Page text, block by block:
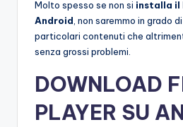
Molto spesso se non si installa il
Android, non saremmo in grado
particolari contenuti che
senza grossi problemi.
DOWNLOAD
PLAYER SU